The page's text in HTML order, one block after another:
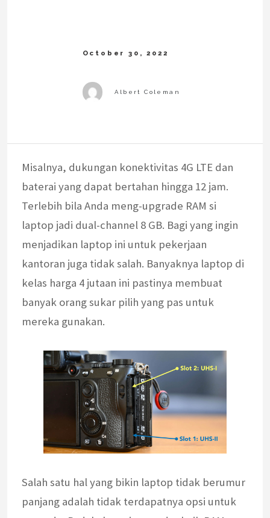
Misalnya, dukungan konektivitas 4G LTE dan
baterai yang dapat bertahan hingga 12 jam.
Terlebih bila Anda meng-upgrade RAM si
laptop jadi dual-channel 8 GB. Bagi yang ingin
menjadikan laptop ini untuk pekerjaan
kantoran juga tidak salah. Banyaknya laptop di
kelas harga 4 jutaan ini pastinya membuat
banyak orang sukar pilih yang pas untuk
mereka gunakan.
Salah satu hal yang bikin laptop tidak berumur
panjang adalah tidak terdapatnya opsi untuk